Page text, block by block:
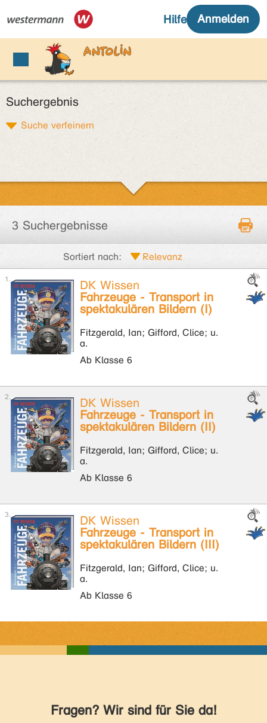
Suchergebnis
Suche verfeinern
3 Suchergebnisse
Sortiert nach:
DK Wissen
Fahrzeuge - Transport in
spektakulären Bildern (I)
Fitzgerald, Ian; Gifford, Clice; u.
a.
Ab Klasse 6
DK Wissen
Fahrzeuge - Transport in
spektakulären Bildern (II)
Fitzgerald, Ian; Gifford, Clice; u.
a.
Ab Klasse 6
DK Wissen
Fahrzeuge - Transport in
spektakulären Bildern (III)
Fitzgerald, Ian; Gifford, Clice; u.
a.
Ab Klasse 6